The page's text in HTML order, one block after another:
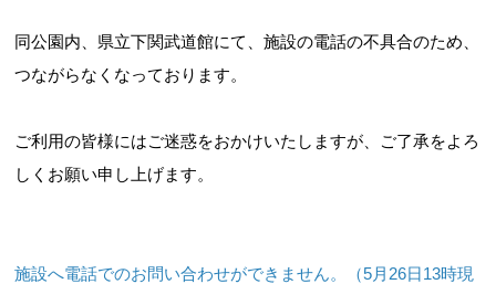
同公園内、県立下関武道館にて、施設の電話の不具合のため、
つながらなくなっております。
ご利用の皆様にはご迷惑をおかけいたしますが、ご了承をよろ
しくお願い申し上げます。
施設へ電話でのお問い合わせができません。（5月26日13時現